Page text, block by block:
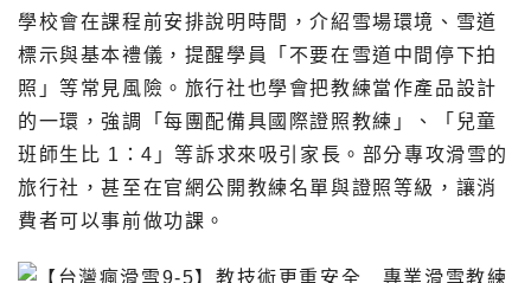
學校會在課程前安排說明時間，介紹雪場環境、雪道
標示與基本禮儀，提醒學員「不要在雪道中間停下拍
照」等常見風險。旅行社也學會把教練當作產品設計
的一環，強調「每團配備具國際證照教練」、「兒童
班師生比 1：4」等訴求來吸引家長。部分專攻滑雪的
旅行社，甚至在官網公開教練名單與證照等級，讓消
費者可以事前做功課。